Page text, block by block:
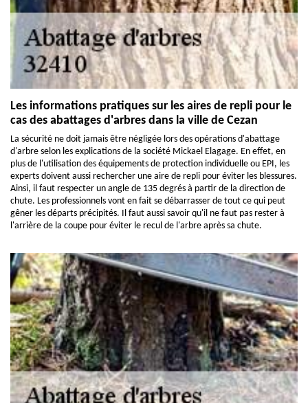
Les informations pratiques sur les aires de repli pour le
cas des abattages d'arbres dans la ville de Cezan
La sécurité ne doit jamais être négligée lors des opérations d'abattage
d'arbre selon les explications de la société Mickael Elagage. En effet, en
plus de l'utilisation des équipements de protection individuelle ou EPI, les
experts doivent aussi rechercher une aire de repli pour éviter les blessures.
Ainsi, il faut respecter un angle de 135 degrés à partir de la direction de
chute. Les professionnels vont en fait se débarrasser de tout ce qui peut
gêner les départs précipités. Il faut aussi savoir qu'il ne faut pas rester à
l'arrière de la coupe pour éviter le recul de l'arbre après sa chute.